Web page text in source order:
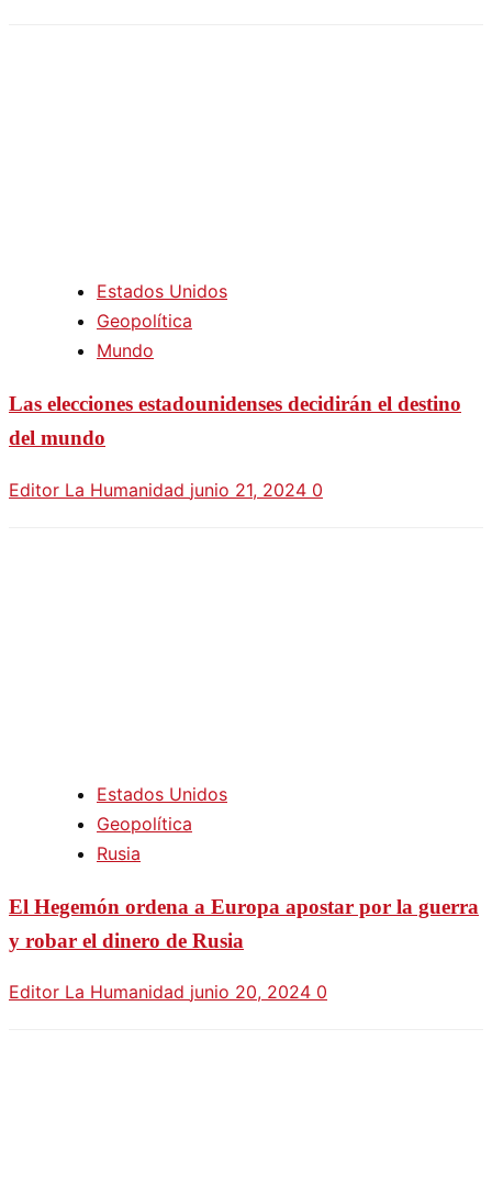
Estados Unidos
Geopolítica
Mundo
Las elecciones estadounidenses decidirán el destino
del mundo
Editor La Humanidad junio 21, 2024 0
Estados Unidos
Geopolítica
Rusia
El Hegemón ordena a Europa apostar por la guerra
y robar el dinero de Rusia
Editor La Humanidad junio 20, 2024 0